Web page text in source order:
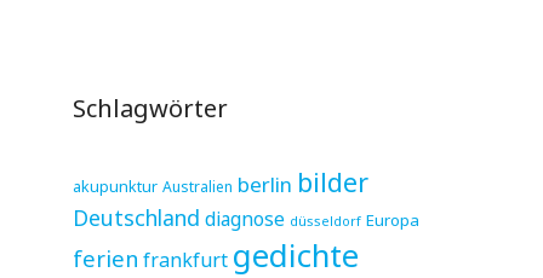
Schlagwörter
akupunktur Australien berlin bilder
Deutschland diagnose düsseldorf Europa
ferien frankfurt gedichte